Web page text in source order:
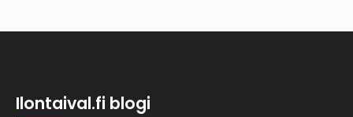
Ilontaival.fi blogi